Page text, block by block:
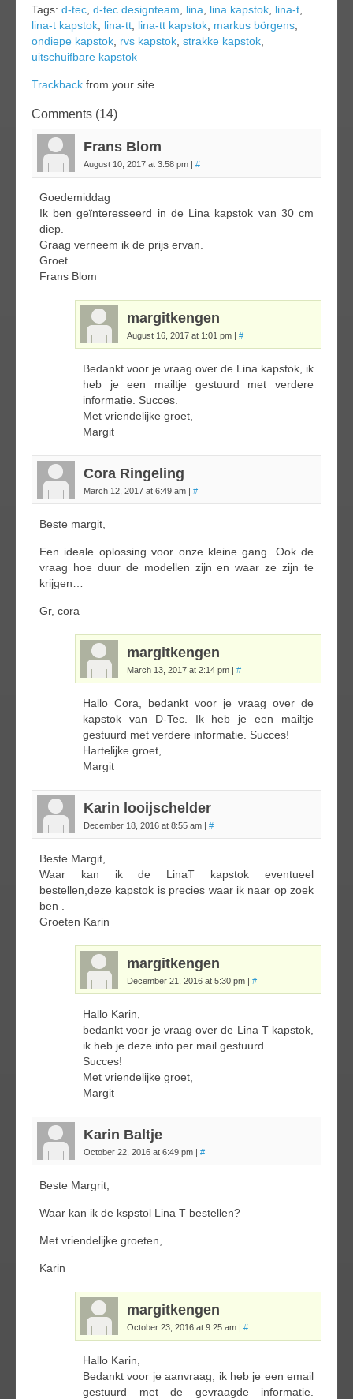
Tags: d-tec d-tec designteam lina lina kapstok lina-t
lina-t kapstok lina-tt lina-tt kapstok markus börgens
ondiepe kapstok rvs kapstok strakke kapstok
uitschuifbare kapstok
Trackback from your site.
Comments (14)
Frans Blom
August 10, 2017 at 3:58 pm | #
Goedemiddag
Ik ben geïnteresseerd in de Lina kapstok van 30 cm
diep.
Graag verneem ik de prijs ervan.
Groet
Frans Blom
margitkengen
August 16, 2017 at 1:01 pm | #
Bedankt voor je vraag over de Lina kapstok, ik
heb je een mailtje gestuurd met verdere
informatie. Succes.
Met vriendelijke groet,
Margit
Cora Ringeling
March 12, 2017 at 6:49 am | #
Beste margit,
Een ideale oplossing voor onze kleine gang. Ook de
vraag hoe duur de modellen zijn en waar ze zijn te
krijgen…
Gr, cora
margitkengen
March 13, 2017 at 2:14 pm | #
Hallo Cora, bedankt voor je vraag over de
kapstok van D-Tec. Ik heb je een mailtje
gestuurd met verdere informatie. Succes!
Hartelijke groet,
Margit
Karin looijschelder
December 18, 2016 at 8:55 am | #
Beste Margit,
Waar kan ik de LinaT kapstok eventueel
bestellen,deze kapstok is precies waar ik naar op zoek
ben .
Groeten Karin
margitkengen
December 21, 2016 at 5:30 pm | #
Hallo Karin,
bedankt voor je vraag over de Lina T kapstok,
ik heb je deze info per mail gestuurd.
Succes!
Met vriendelijke groet,
Margit
Karin Baltje
October 22, 2016 at 6:49 pm | #
Beste Margrit,
Waar kan ik de kspstol Lina T bestellen?
Met vriendelijke groeten,
Karin
margitkengen
October 23, 2016 at 9:25 am | #
Hallo Karin,
Bedankt voor je aanvraag, ik heb je een email
gestuurd met de gevraagde informatie.